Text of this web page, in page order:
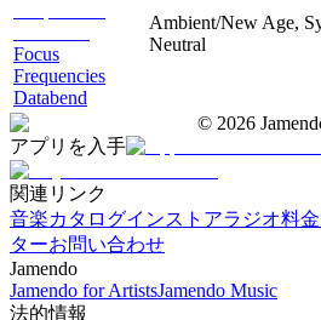
Focus
Frequencies
Databend
Ambient/New Age,
Neutral
© 2026
アプリを入手
関連リンク
音楽カタログインストアラジオ料金
ターお問い合わせ
Jamendo
Jamendo for ArtistsJamendo Music
法的情報